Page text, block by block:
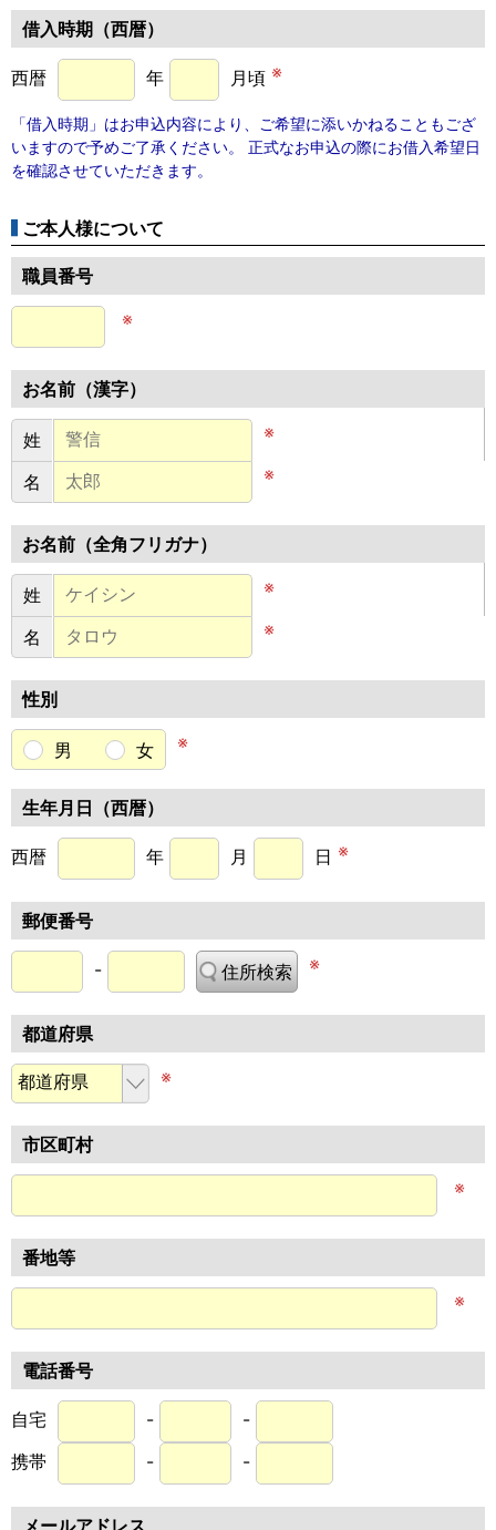
借入時期（西暦）
西暦 年 月頃 ※
「借入時期」はお申込内容により、ご希望に添いかねることもござ
いますので予めご了承ください。 正式なお申込の際にお借入希望日
を確認させていただきます。
ご本人様について
職員番号
※
お名前（漢字）
※
※
お名前（全角フリガナ）
※
※
性別
男 女 ※
生年月日（西暦）
西暦 年 月 日 ※
郵便番号
- 住所検索 ※
都道府県
※
市区町村
※
番地等
※
電話番号
自宅 -
-
携帯
- -
メールアドレス